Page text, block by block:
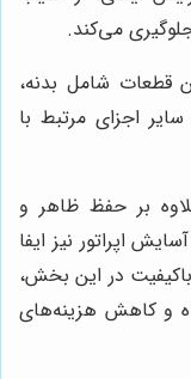
می‌کند.
قطعات شامل بدنه،
اجزای مرتبط با
بر حفظ ظاهر و
اپراتور نیز ایفا
در این بخش،
و کاهش هزینه‌های